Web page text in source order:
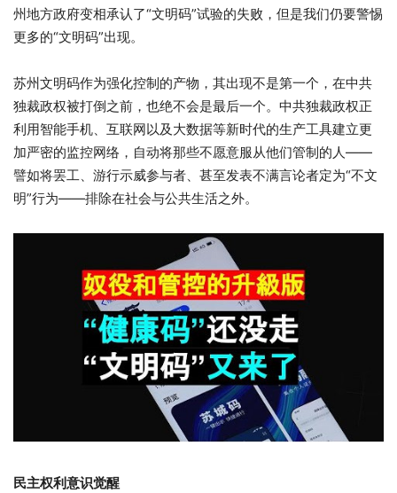
州地方政府变相承认了“文明码”试验的失败，但是我们仍要警惕
更多的“文明码”出现。
苏州文明码作为强化控制的产物，其出现不是第一个，在中共
独裁政权被打倒之前，也绝不会是最后一个。中共独裁政权正
利用智能手机、互联网以及大数据等新时代的生产工具建立更
加严密的监控网络，自动将那些不愿意服从他们管制的人——
譬如将罢工、游行示威参与者、甚至发表不满言论者定为“不文
明”行为——排除在社会与公共生活之外。
民主权利意识觉醒